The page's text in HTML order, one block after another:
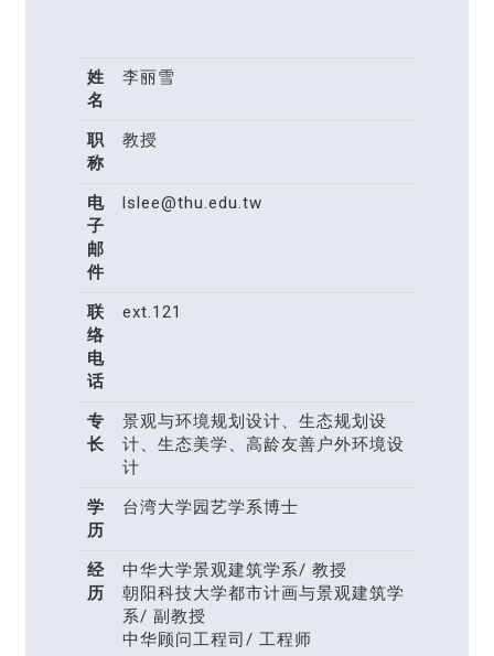
姓
名
李丽雪
职
称
教授
电
子
邮
件
lslee@thu.edu.tw
联
络
电
话
ext.121
专
长
景观与环境规划设计、生态规划设
计、生态美学、高龄友善户外环境设
计
学
历
台湾大学园艺学系博士
经
历
中华大学景观建筑学系/ 教授
朝阳科技大学都市计画与景观建筑学
系/ 副教授
中华顾问工程司/ 工程师